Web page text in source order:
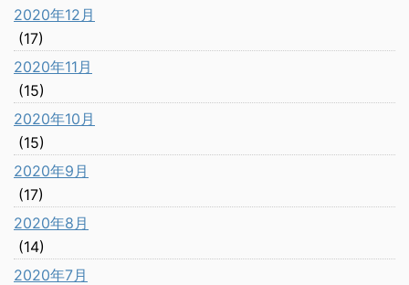
2020年12月
(17)
2020年11月
(15)
2020年10月
(15)
2020年9月
(17)
2020年8月
(14)
2020年7月